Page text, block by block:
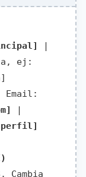
|
ej:
Email:
|
Cambia